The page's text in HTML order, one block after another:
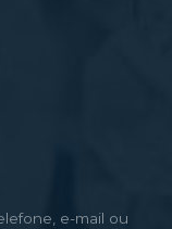
e-mail ou